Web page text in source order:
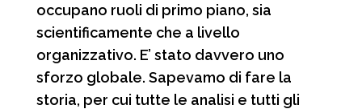
occupano ruoli di primo piano, sia
scientificamente che a livello
organizzativo. E’ stato davvero uno
sforzo globale. Sapevamo di fare la
storia, per cui tutte le analisi e tutti gli